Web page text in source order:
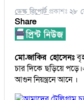
ডেস্ক রিপোর্ট প্রকাশঃ ২৮
Share
মো.জাকির হোসেনঃ
চার দিকে ছড়িয়ে
আগুন নিয়ন্ত্রনে আনে ।